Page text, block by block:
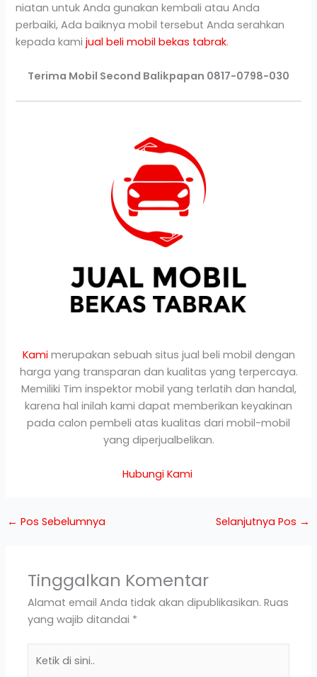
niatan untuk Anda gunakan kembali atau Anda
perbaiki, Ada baiknya mobil tersebut Anda serahkan
kepada kamijual beli mobil bekas tabrak.
Terima Mobil Second Balikpapan 0817-0798-030
Kamimerupakan sebuah situs jual beli mobil dengan
harga yang transparan dan kualitas yang terpercaya.
Memiliki Tim inspektor mobil yang terlatih dan handal,
karena hal inilah kami dapat memberikan keyakinan
pada calon pembeli atas kualitas dari mobil-mobil
yang diperjualbelikan.
Hubungi Kami
← Pos Sebelumnya Selanjutnya Pos →
Tinggalkan Komentar
Alamat email Anda tidak akan dipublikasikan. Ruas
yang wajib ditandai *
di